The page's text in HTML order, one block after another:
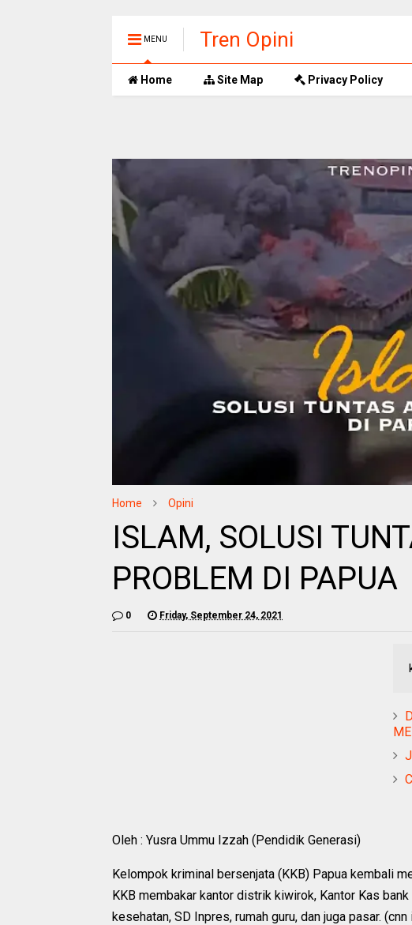
MENU Tren Opini
Home Site Map Privacy Policy
Home Opini
ISLAM, SOLUSI
PROBLEM DI PAPUA
0 Friday, September 24, 2021
Oleh : Yusra Ummu Izzah (Pendidik Generasi)
Kelompok kriminal bersenjata (KKB) Papua kembali
KKB membakar kantor distrik kiwirok, Kantor Kas
kesehatan, SD Inpres, rumah guru, dan juga pasar.